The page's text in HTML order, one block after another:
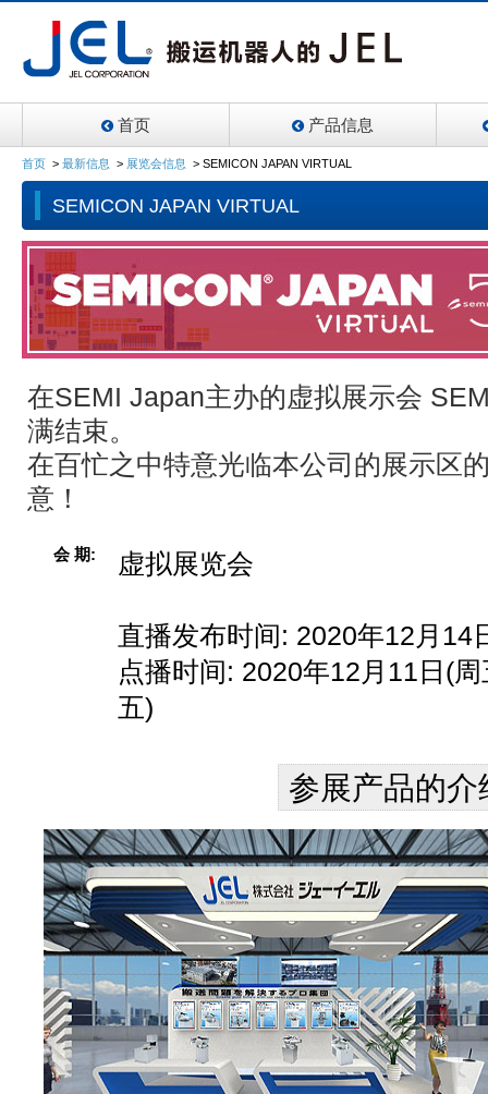
首页 产品信息
首页 > 最新信息 > 展览会信息 > SEMICON JAPAN VIRTUAL
SEMICON JAPAN VIRTUAL
在SEMI Japan主办的虚拟展示会
满结束。
在百忙之中特意光临本公司的展示区
意！
会 期 虚拟展览会
直播发布时间: 2020年12月14
点播时间: 2020年12月11日(
五)
参展产品的